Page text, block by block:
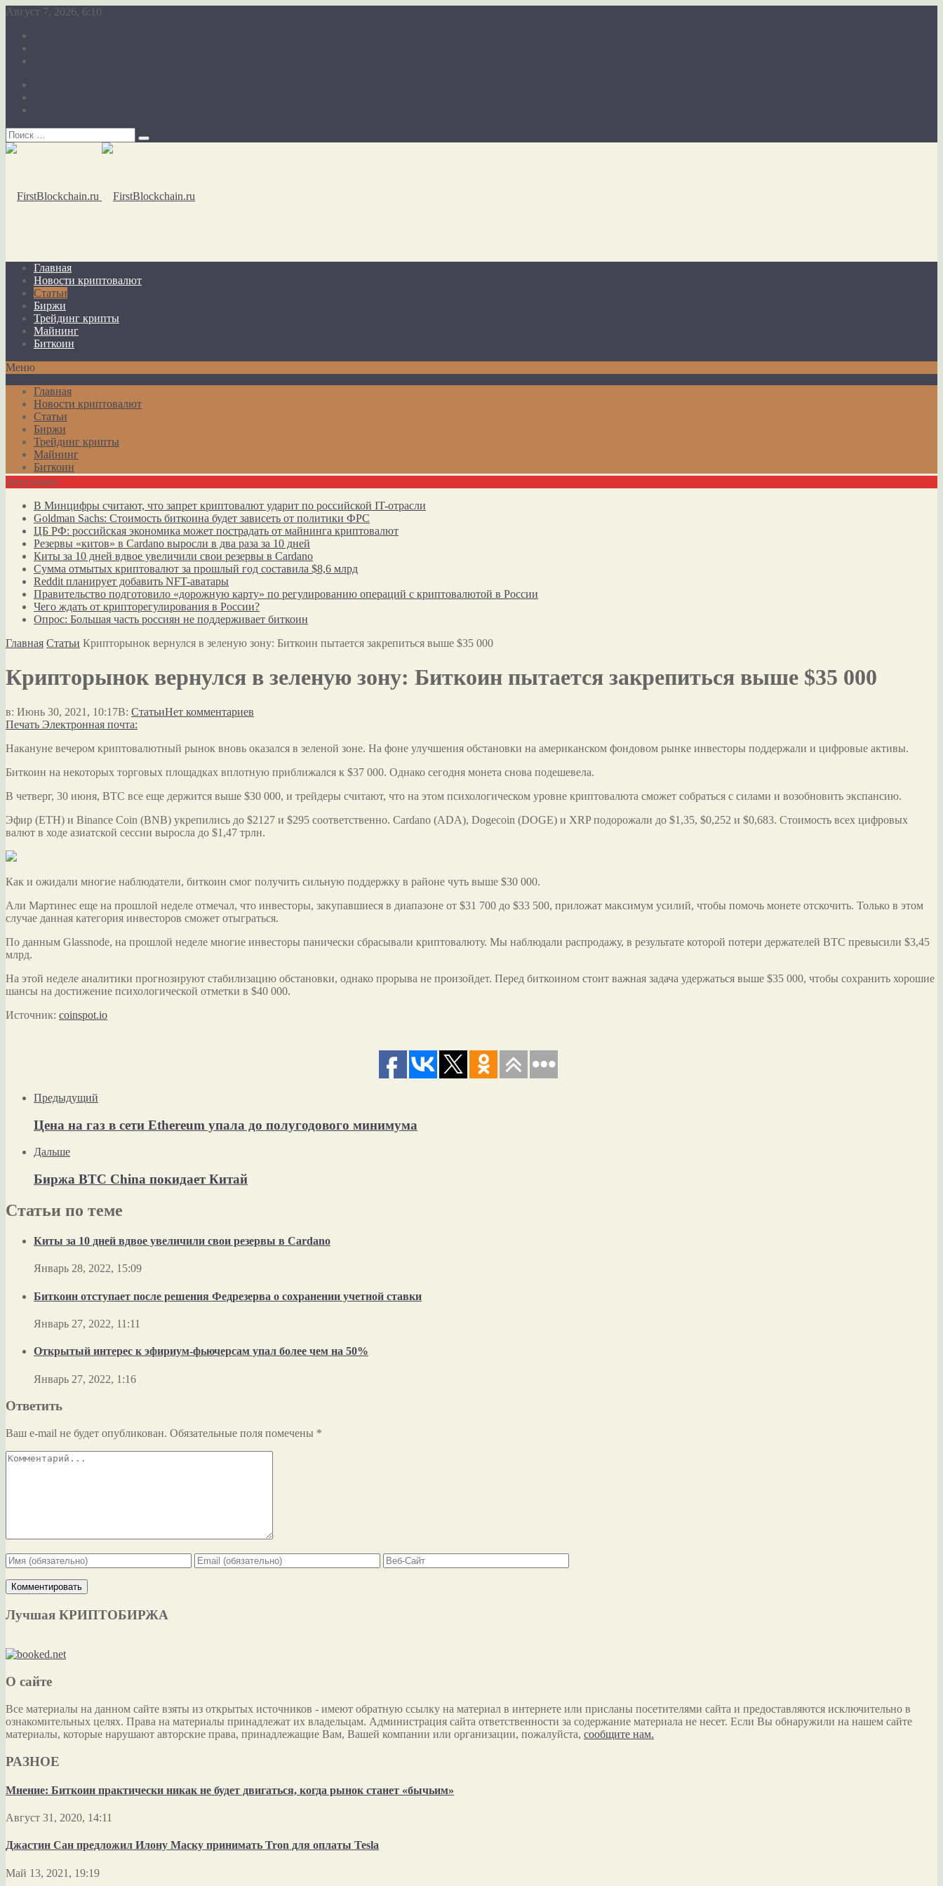
Август 7, 2026, 6:10
Главная
Новости криптовалют
Статьи
Биржи
Трейдинг крипты
Майнинг
Биткоин
Меню
Главная
Новости криптовалют
Статьи
Биржи
Трейдинг крипты
Майнинг
Биткоин
Актуально
В Минцифры считают, что запрет криптовалют ударит по российской IT-отрасли
Goldman Sachs: Стоимость биткоина будет зависеть от политики ФРС
ЦБ РФ: российская экономика может пострадать от майнинга криптовалют
Резервы «китов» в Cardano выросли в два раза за 10 дней
Киты за 10 дней вдвое увеличили свои резервы в Cardano
Сумма отмытых криптовалют за прошлый год составила $8,6 млрд
Reddit планирует добавить NFT-аватары
Правительство подготовило «дорожную карту» по регулированию операций с криптовалютой в России
Чего ждать от крипторегулирования в России?
Опрос: Большая часть россиян не поддерживает биткоин
Главная Статьи Крипторынок вернулся в зеленую зону: Биткоин пытается закрепиться выше $35 000
Крипторынок вернулся в зеленую зону: Биткоин пытается закрепиться выше $35 000
в: Июнь 30, 2021, 10:17В: СтатьиНет комментариев
Печать Электронная почта:
Накануне вечером криптовалютный рынок вновь оказался в зеленой зоне. На фоне улучшения обстановки на американском фондовом рынке инвесторы поддержали и цифровые активы.
Биткоин на некоторых торговых площадках вплотную приближался к $37 000. Однако сегодня монета снова подешевела.
В четверг, 30 июня, BTC все еще держится выше $30 000, и трейдеры считают, что на этом психологическом уровне криптовалюта сможет собраться с силами и возобновить экспансию.
Эфир (ETH) и Binance Coin (BNB) укрепились до $2127 и $295 соответственно. Cardano (ADA), Dogecoin (DOGE) и XRP подорожали до $1,35, $0,252 и $0,683. Стоимость всех цифровых
валют в ходе азиатской сессии выросла до $1,47 трлн.
Как и ожидали многие наблюдатели, биткоин смог получить сильную поддержку в районе чуть выше $30 000.
Али Мартинес еще на прошлой неделе отмечал, что инвесторы, закупавшиеся в диапазоне от $31 700 до $33 500, приложат максимум усилий, чтобы помочь монете отскочить. Только в этом
случае данная категория инвесторов сможет отыграться.
По данным Glassnode, на прошлой неделе многие инвесторы панически сбрасывали криптовалюту. Мы наблюдали распродажу, в результате которой потери держателей BTC превысили $3,45
млрд.
На этой неделе аналитики прогнозируют стабилизацию обстановки, однако прорыва не произойдет. Перед биткоином стоит важная задача удержаться выше $35 000, чтобы сохранить хорошие
шансы на достижение психологической отметки в $40 000.
Источник: coinspot.io
Предыдущий
Цена на газ в сети Ethereum упала до полугодового минимума
Дальше
Биржа BTC China покидает Китай
Статьи по теме
Киты за 10 дней вдвое увеличили свои резервы в Cardano
Январь 28, 2022, 15:09
Биткоин отступает после решения Федрезерва о сохранении учетной ставки
Январь 27, 2022, 11:11
Открытый интерес к эфириум-фьючерсам упал более чем на 50%
Январь 27, 2022, 1:16
Ответить
Ваш e-mail не будет опубликован. Обязательные поля помечены *
Лучшая КРИПТОБИРЖА
О сайте
Все материалы на данном сайте взяты из открытых источников - имеют обратную ссылку на материал в интернете или присланы посетителями сайта и предоставляются исключительно в
ознакомительных целях. Права на материалы принадлежат их владельцам. Администрация сайта ответственности за содержание материала не несет. Если Вы обнаружили на нашем сайте
материалы, которые нарушают авторские права, принадлежащие Вам, Вашей компании или организации, пожалуйста, сообщите нам.
РАЗНОЕ
Мнение: Биткоин практически никак не будет двигаться, когда рынок станет «бычьим»
Август 31, 2020, 14:11
Джастин Сан предложил Илону Маску принимать Tron для оплаты Tesla
Май 13, 2021, 19:19